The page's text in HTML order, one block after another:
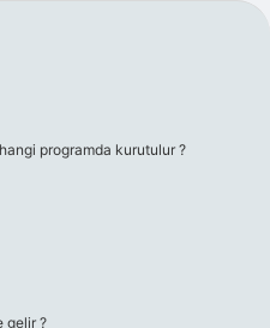
programda kurutulur ?
gelir ?